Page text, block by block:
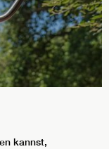
kannst,